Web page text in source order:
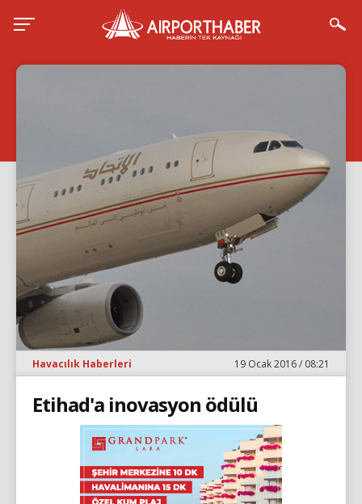
Havacılık Haberleri 19 Ocak 2016 / 08:21
Etihad'a inovasyon ödülü